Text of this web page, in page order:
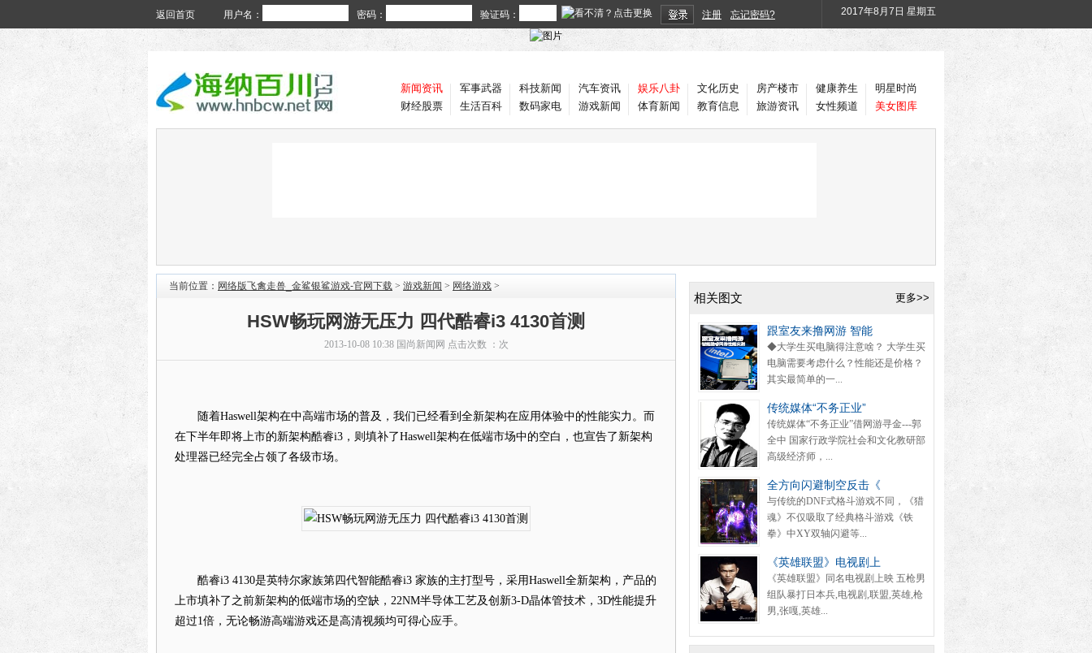
返回首页 用户名： 密码： 验证码： 注册 忘记密码? 2017年8月7日 星期五
新闻资讯
财经股票
军事武器
生活百科
科技新闻
数码家电
汽车资讯
游戏新闻
娱乐八卦
体育新闻
文化历史
教育信息
房产楼市
旅游资讯
健康养生
女性频道
明星时尚
美女图库
当前位置： 网络版飞禽走兽_金鲨银鲨游戏-官网下载 > 游戏新闻 > 网络游戏 >
HSW畅玩网游无压力 四代酷睿i3 4130首测
2013-10-08 10:38 国尚新闻网 点击次数 ： 次
随着Haswell架构在中高端市场的普及，我们已经看到全新架构在应用体验中的性能实力。而
在下半年即将上市的新架构酷睿i3，则填补了Haswell架构在低端市场中的空白，也宣告了新架构
处理器已经完全占领了各级市场。
酷睿i3 4130是英特尔家族第四代智能酷睿i3 家族的主打型号，采用Haswell全新架构，产品的
上市填补了之前新架构的低端市场的空缺，22NM半导体工艺及创新3-D晶体管技术，3D性能提升
超过1倍，无论畅游高端游戏还是高清视频均可得心应手。
更多>>
相关图文
跟室友来撸网游 智能
◆大学生买电脑得注意啥？ 大学生买
电脑需要考虑什么？性能还是价格？
其实最简单的一...
传统媒体“不务正业”
传统媒体“不务正业”借网游寻金---郭
全中 国家行政学院社会和文化教研部
高级经济师，...
全方向闪避制空反击《
与传统的DNF式格斗游戏不同，《猎
魂》不仅吸取了经典格斗游戏《铁
拳》中XY双轴闪避等...
《英雄联盟》电视剧上
《英雄联盟》同名电视剧上映 五枪男
组队暴打日本兵,电视剧,联盟,英雄,枪
男,张嘎,英雄...